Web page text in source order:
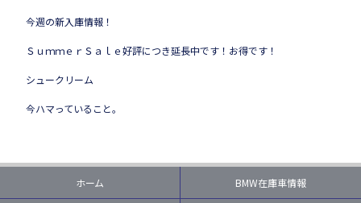
今週の新入庫情報！
ＳｕｍｍｅｒＳａｌｅ好評につき延長中です！お得です！
シュークリーム
今ハマっていること。
ホーム BMW在庫車情報